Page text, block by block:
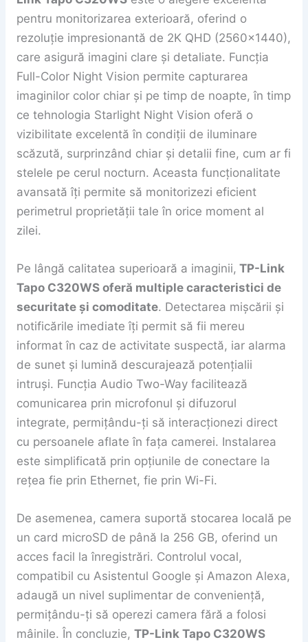
pentru monitorizarea exterioară, oferind o
rezoluție impresionantă de 2K QHD (2560×1440),
care asigură imagini clare și detaliate. Funcția
Full-Color Night Vision permite capturarea
imaginilor color chiar și pe timp de noapte, în timp
ce tehnologia Starlight Night Vision oferă o
vizibilitate excelentă în condiții de iluminare
scăzută, surprinzând chiar și detalii fine, cum ar fi
stelele pe cerul nocturn. Aceasta funcționalitate
avansată îți permite să monitorizezi eficient
perimetrul proprietății tale în orice moment al
zilei.
Pe lângă calitatea superioară a imaginii, TP-Link
Tapo C320WS oferă multiple caracteristici de
securitate și comoditate. Detectarea mișcării și
notificările imediate îți permit să fii mereu
informat în caz de activitate suspectă, iar alarma
de sunet și lumină descurajează potențialii
intruși. Funcția Audio Two-Way facilitează
comunicarea prin microfonul și difuzorul
integrate, permițându-ți să interacționezi direct
cu persoanele aflate în fața camerei. Instalarea
este simplificată prin opțiunile de conectare la
rețea fie prin Ethernet, fie prin Wi-Fi.
De asemenea, camera suportă stocarea locală pe
un card microSD de până la 256 GB, oferind un
acces facil la înregistrări. Controlul vocal,
compatibil cu Asistentul Google și Amazon Alexa,
adaugă un nivel suplimentar de conveniență,
permițându-ți să operezi camera fără a folosi
mâinile. În concluzie, TP-Link Tapo C320WS